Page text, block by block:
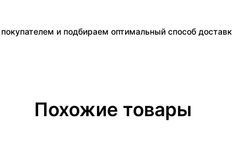
и подбираем оптимальный способ
Похожие товары